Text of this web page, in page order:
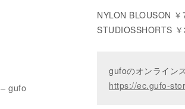
NYLON BLOUSON
STUDIOSSHORTS
gufoのオンライン
https://ec.gufo-
gufo